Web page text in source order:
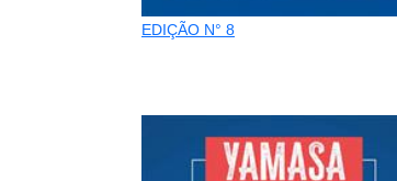
EDIÇÃO N° 8